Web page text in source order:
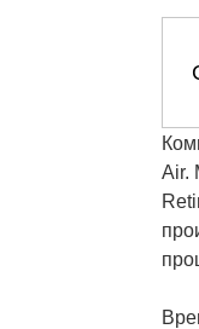
Air.